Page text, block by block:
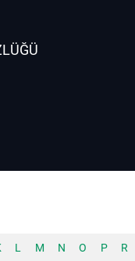
L M N O P R